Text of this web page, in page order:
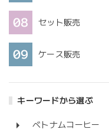
セット販売
ケース販売
キーワードから選ぶ
ベトナムコーヒー